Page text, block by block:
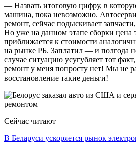
— Назвать итоговую цифру, в
машина, пока невозможно.
ремонт, сейчас подыскивает
Но уже на данном этапе сборки цена
приближается к стоимости
на рынке РБ. Заплатил — и полгода
случае ситуацию усугубляет тот
ремонт у меня попросту нет! Мы не
восстановление такие деньги!
Сейчас читают
В Беларуси ускоряется рынок